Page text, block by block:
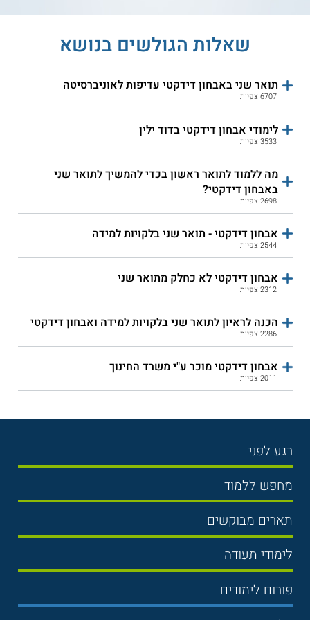
בחודש, בתלות במסגרת התעסוקה, ניסיון והכשרות.
אם ברצונכם לבצע אבחונים פסיכודידקטיים (בניגוד לאבחונים
דידקטיים), עליכם להתמקצע כפסיכולוגים חינוכיים. לשם כך יש
שאלות הגולשים בנושא
תואר שני באבחון דידקטי עדיפות לאוניברסיטה
6707 צפיות
לימודי אבחון דידקטי בדוד ילין
3533 צפיות
מה ללמוד לתואר ראשון בכדי להמשיך לתואר שני
באבחון דידקטי?
2698 צפיות
אבחון דידקטי - תואר שני בלקויות למידה
2544 צפיות
אבחון דידקטי לא כחלק מתואר שני
2312 צפיות
הכנה לראיון לתואר שני בלקויות למידה ואבחון דידקטי
2286 צפיות
אבחון דידקטי מוכר ע"י משרד החינוך
2011 צפיות
רגע לפני
בחירת לימודים
תנאי קבלה
שכר לימוד
אוניברסיטה
מכללות
ימים פתוחים
מחפש ללמוד
תואר ראשון
תואר שני
הכנה לבגרות
מכינות
הנדסאים
תארים מבוקשים
משפטים
מנהל עסקים
כלכלה
לימודי תעודה
נדל"ן
שוק ההון
פורום לימודים